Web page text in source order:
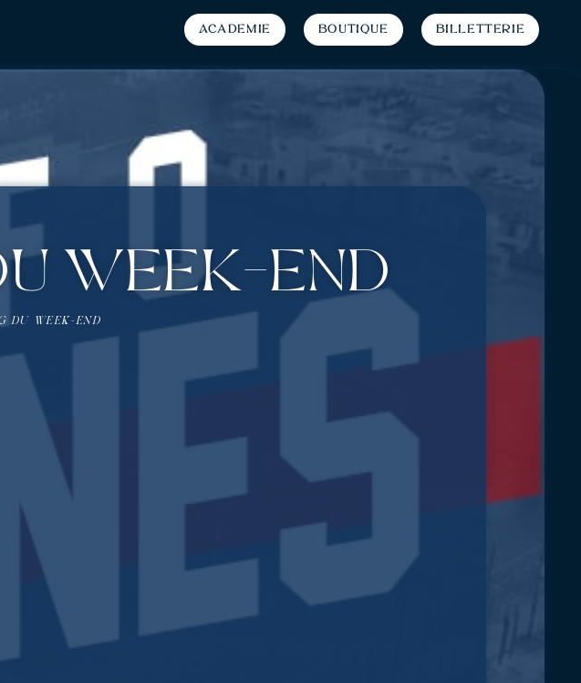
Académie Boutique Billetterie
week-end
DU WEEK-END